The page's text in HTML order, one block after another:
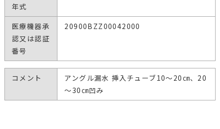
年式
医療機器承
認又は認証
番号
20900BZZ00042000
コメント
アングル漏水 挿入チューブ10～20㎝、20
～30㎝凹み